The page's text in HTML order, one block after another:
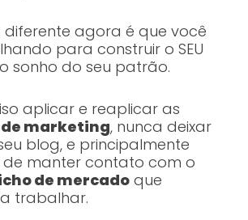
diferente agora é que você
para construir o SEU
sonho do seu patrão.
aplicar e reaplicar as
marketing, nunca deixar
blog, e principalmente
de manter contato com o
de mercadoque
trabalhar.